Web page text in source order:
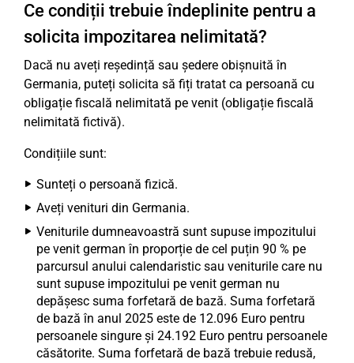
Ce condiții trebuie îndeplinite pentru a
solicita impozitarea nelimitată?
Dacă nu aveți reședință sau ședere obișnuită în
Germania, puteți solicita să fiți tratat ca persoană cu
obligație fiscală nelimitată pe venit (obligație fiscală
nelimitată fictivă).
Condițiile sunt:
Sunteți o persoană fizică.
Aveți venituri din Germania.
Veniturile dumneavoastră sunt supuse impozitului
pe venit german în proporție de cel puțin 90 % pe
parcursul anului calendaristic sau veniturile care nu
sunt supuse impozitului pe venit german nu
depășesc suma forfetară de bază. Suma forfetară
de bază în anul 2025 este de 12.096 Euro pentru
persoanele singure și 24.192 Euro pentru persoanele
căsătorite. Suma forfetară de bază trebuie redusă,